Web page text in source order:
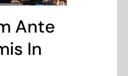
Ante
In